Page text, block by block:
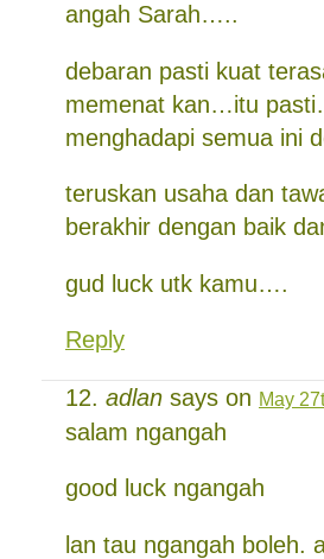
angah Sarah…..
debaran pasti kuat
memenat kan…itu
menghadapi semua ini
teruskan usaha dan
berakhir dengan baik
gud luck utk kamu….
Reply
adlan says on May
salam ngangah
good luck ngangah
lan tau ngangah boleh.